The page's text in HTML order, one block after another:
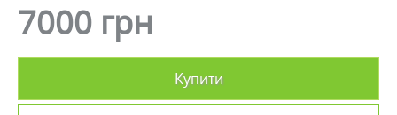
7000 грн
Купити